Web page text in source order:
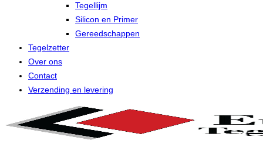
Tegellijm
Silicon en Primer
Gereedschappen
Tegelzetter
Over ons
Contact
Verzending en levering